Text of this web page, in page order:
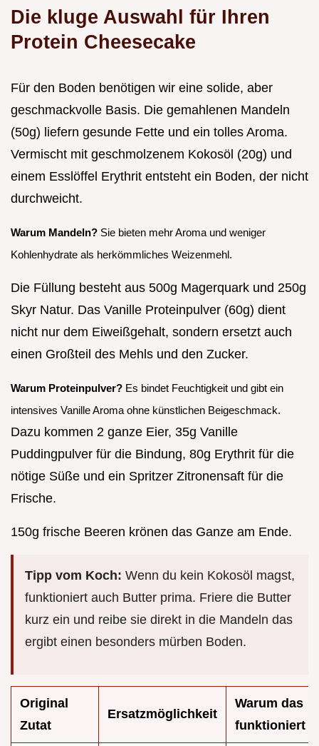
Die kluge Auswahl für Ihren
Protein Cheesecake
Für den Boden benötigen wir eine solide, aber
geschmackvolle Basis. Die gemahlenen Mandeln
(50g) liefern gesunde Fette und ein tolles Aroma.
Vermischt mit geschmolzenem Kokosöl (20g) und
einem Esslöffel Erythrit entsteht ein Boden, der nicht
durchweicht.
Warum Mandeln? Sie bieten mehr Aroma und weniger
Kohlenhydrate als herkömmliches Weizenmehl.
Die Füllung besteht aus 500g Magerquark und 250g
Skyr Natur. Das Vanille Proteinpulver (60g) dient
nicht nur dem Eiweißgehalt, sondern ersetzt auch
einen Großteil des Mehls und den Zucker.
Warum Proteinpulver? Es bindet Feuchtigkeit und gibt ein
intensives Vanille Aroma ohne künstlichen Beigeschmack.
Dazu kommen 2 ganze Eier, 35g Vanille
Puddingpulver für die Bindung, 80g Erythrit für die
nötige Süße und ein Spritzer Zitronensaft für die
Frische.
150g frische Beeren krönen das Ganze am Ende.
Tipp vom Koch: Wenn du kein Kokosöl magst,
funktioniert auch Butter prima. Friere die Butter
kurz ein und reibe sie direkt in die Mandeln das
ergibt einen besonders mürben Boden.
Original
Zutat
Ersatzmöglichkeit
Warum das
funktioniert